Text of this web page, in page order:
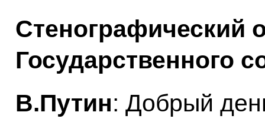
Стенографический
Государственного
В.Путин: Добрый